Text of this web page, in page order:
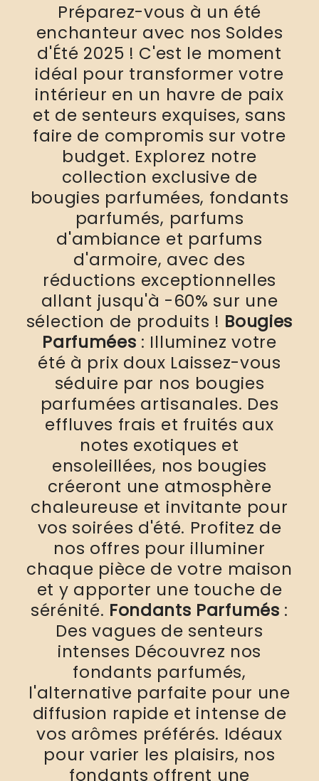
Préparez-vous à un été
enchanteur avec nos Soldes
d'Été 2025 ! C'est le moment
idéal pour transformer votre
intérieur en un havre de paix
et de senteurs exquises, sans
faire de compromis sur votre
budget. Explorez notre
collection exclusive de
bougies parfumées, fondants
parfumés, parfums
d'ambiance et parfums
d'armoire, avec des
réductions exceptionnelles
allant jusqu'à -60% sur une
sélection de produits ! Bougies
Parfumées : Illuminez votre
été à prix doux Laissez-vous
séduire par nos bougies
parfumées artisanales. Des
effluves frais et fruités aux
notes exotiques et
ensoleillées, nos bougies
créeront une atmosphère
chaleureuse et invitante pour
vos soirées d'été. Profitez de
nos offres pour illuminer
chaque pièce de votre maison
et y apporter une touche de
sérénité. Fondants Parfumés :
Des vagues de senteurs
intenses Découvrez nos
fondants parfumés,
l'alternative parfaite pour une
diffusion rapide et intense de
vos arômes préférés. Idéaux
pour varier les plaisirs, nos
fondants offrent une